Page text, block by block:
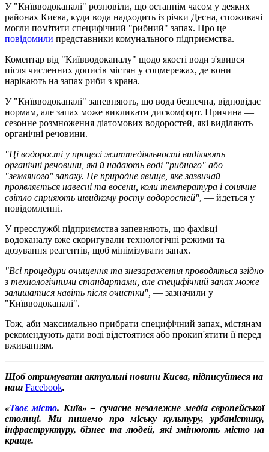
У "Київводоканалі" розповіли, що останнім часом у деяких
районах Києва, куди вода надходить із річки Десна, споживачі
могли помітити специфічний "рибний" запах. Про це
повідомили представники комунального підприємства.
Коментар від "Київводоканалу" щодо якості води з'явився
після численних дописів містян у соцмережах, де вони
нарікають на запах риби з крана.
У "Київводоканалі" запевняють, що вода безпечна, відповідає
нормам, але запах може викликати дискомфорт. Причина —
сезонне розмноження діатомових водоростей, які виділяють
органічні речовини.
"Ці водорості у процесі життєдіяльності виділяють
органічні речовини, які й надають воді "рибного" або
"земляного" запаху. Це природне явище, яке зазвичай
проявляється навесні та восени, коли температура і сонячне
світло сприяють швидкому росту водоростей", — йдеться у
повідомленні.
У пресслужбі підприємства запевняють, що фахівці
водоканалу вже скоригували технологічні режими та
дозування реагентів, щоб мінімізувати запах.
"Всі процедури очищення та знезараження проводяться згідно
з технологічними стандартами, але специфічний запах може
залишатися навіть після очистки", — зазначили у
"Київводоканалі".
Тож, аби максимально прибрати специфічний запах, містянам
рекомендують дати воді відстоятися або прокип'ятити її перед
вживанням.
Щоб отримувати актуальні новини Києва, підписуйтеся на
наш Facebook.
«Твоє місто. Київ» – сучасне незалежне медіа європейської
столиці. Ми пишемо про міську культуру, урбаністику,
інфраструктуру, бізнес та людей, які змінюють місто на
краще.